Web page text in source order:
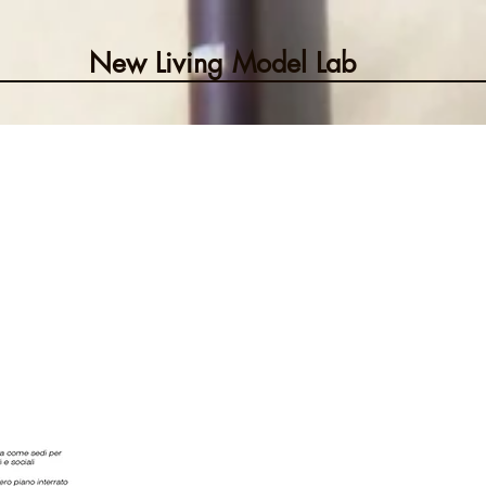
New Living Model Lab